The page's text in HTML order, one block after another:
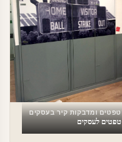
טפטים ומדבקות קיר בעסקים
טפטים לעסקים